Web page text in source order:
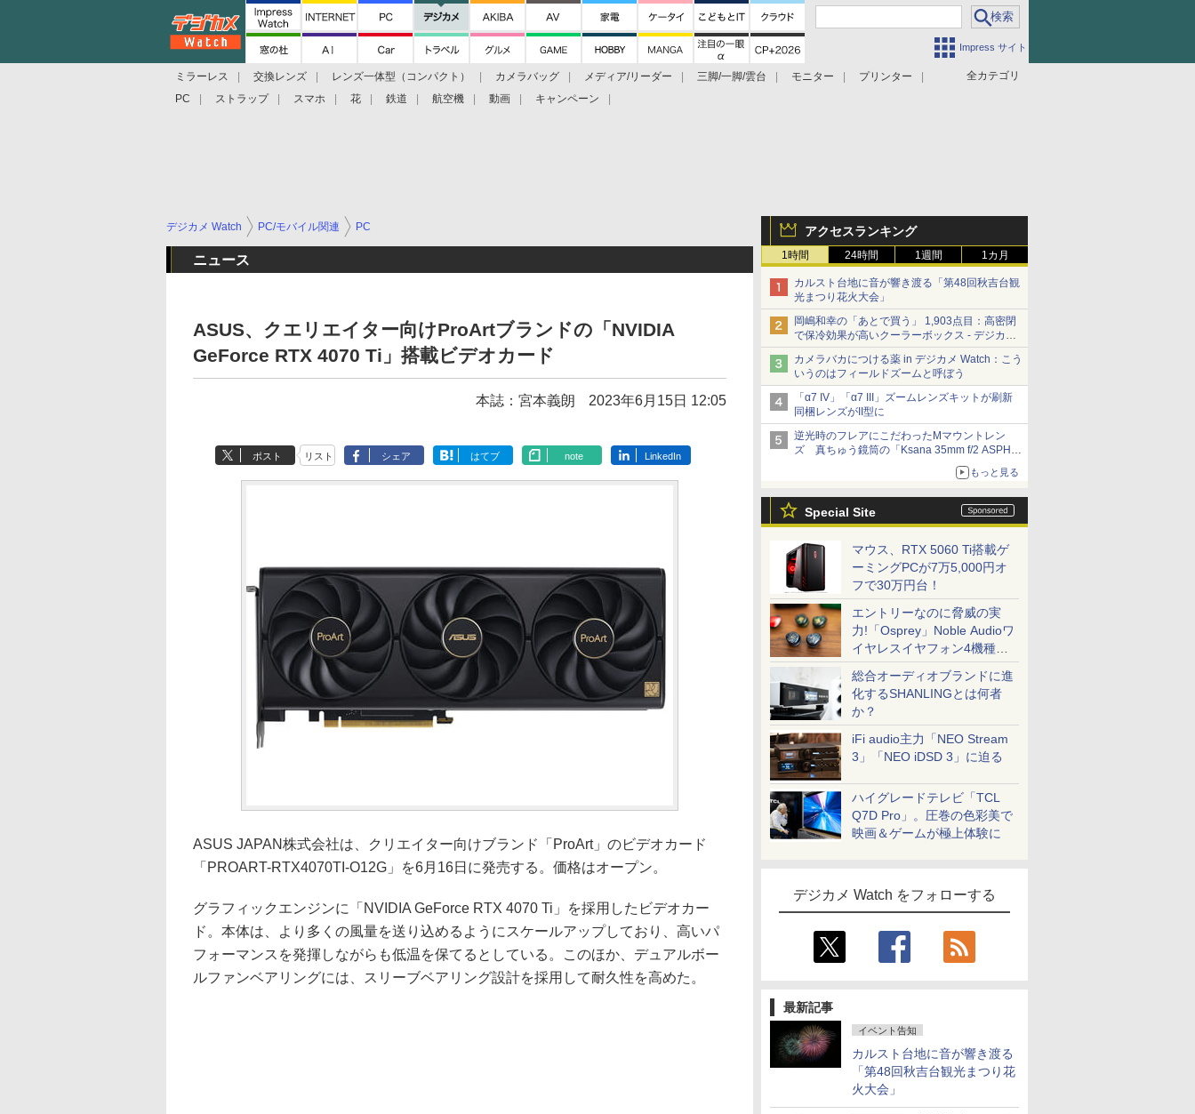
Impress サイト
全カテゴリ
ミラーレス 交換レンズ レンズ一体型（コンパクト） カメラバッグ メディア/リーダー 三脚/一脚/雲台 モニター
プリンター
PC
ストラップ スマホ 花 鉄道 航空機 動画 キャンペーン
アクセスランキング
1時間 24時間 1週間 1カ月
カルスト台地に音が響き渡る「第48回秋吉台観
光まつり花火大会」
岡嶋和幸の「あとで買う」 1,903点目：高密閉
で保冷効果が高いクーラーボックス - デジカメ
Watch
カメラバカにつける薬 in デジカメ Watch：こう
いうのはフィールドズームと呼ぼう
「α7 IV」「α7 III」ズームレンズキットが刷新
同梱レンズがII型に
逆光時のフレアにこだわったMマウントレン
ズ 真ちゅう鏡筒の「Ksana 35mm f/2 ASPH.
もっと見る
Special Site
マウス、RTX 5060 Ti搭載ゲ
ーミングPCが7万5,000円オ
フで30万円台！
エントリーなのに脅威の実
力!「Osprey」Noble Audioワ
イヤレスイヤフォン4機種を
一気に聴く
総合オーディオブランドに進
化するSHANLINGとは何者
か？
iFi audio主力「NEO Stream
3」「NEO iDSD 3」に迫る
ハイグレードテレビ「TCL
Q7D Pro」。圧巻の色彩美で
映画＆ゲームが極上体験に
デジカメ Watch をフォローする
最新記事
イベント告知
カルスト台地に音が響き渡る
「第48回秋吉台観光まつり花
火大会」
デジカメ Watch PC/モバイル関連 PC
ニュース
ASUS、クエリエイター向けProArtブランドの「NVIDIA
GeForce RTX 4070 Ti」搭載ビデオカード
本誌：宮本義朗 2023年6月15日 12:05
ポスト リスト シェア はてブ note LinkedIn
ASUS JAPAN株式会社は、クリエイター向けブランド「ProArt」のビデオカード
「PROART-RTX4070TI-O12G」を6月16日に発売する。価格はオープン。
グラフィックエンジンに「NVIDIA GeForce RTX 4070 Ti」を採用したビデオカー
ド。本体は、より多くの風量を送り込めるようにスケールアップしており、高いパ
フォーマンスを発揮しながらも低温を保てるとしている。このほか、デュアルボー
ルファンベアリングには、スリーブベアリング設計を採用して耐久性を高めた。